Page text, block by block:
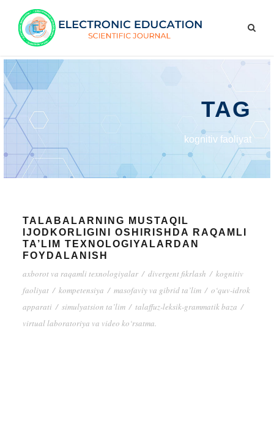
TAG
kognitiv faoliyat
TALABALARNING MUSTAQIL
IJODKORLIGINI OSHIRISHDA RAQAMLI
TA’LIM TEXNOLOGIYALARDAN
FOYDALANISH
axborot va raqamli texnologiyalar / divergent fikrlash / kognitiv
faoliyat / kompetensiya / masofaviy va gibrid ta’lim / o‘quv-idrok
apparati / simulyatsion ta’lim / talaffuz-leksik-grammatik baza /
virtual laboratoriya va video ko‘rsatma.